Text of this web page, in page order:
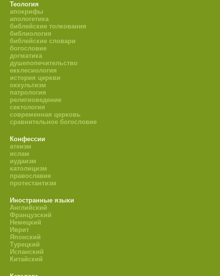
Теология
апокрифы
апологетика
библейские толкования
библиология
библейские словари
богословие
догматика
душепопечительство
екклесиология
история церкви
оккультизм
патрология
религиоведение
сектология
современная церковь
сравнительное богословие
Конфессии
атеизм
ислам
иудаизм
католицизм
православие
протестантизм
Иностранные языки
Английский
Французский
Немецкий
Иврит
Японский
Турецкий
Испанский
Китайский